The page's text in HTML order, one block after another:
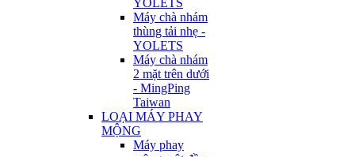
YOLETS
Máy chà nhám
thùng tải nhẹ -
YOLETS
Máy chà nhám
2 mặt trên dưới
- MingPing
Taiwan
LOẠI MÁY PHAY
MỘNG
Máy phay